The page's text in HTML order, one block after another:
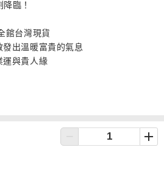
臨！
館台灣現貨
出溫暖富貴的氣息
與貴人緣